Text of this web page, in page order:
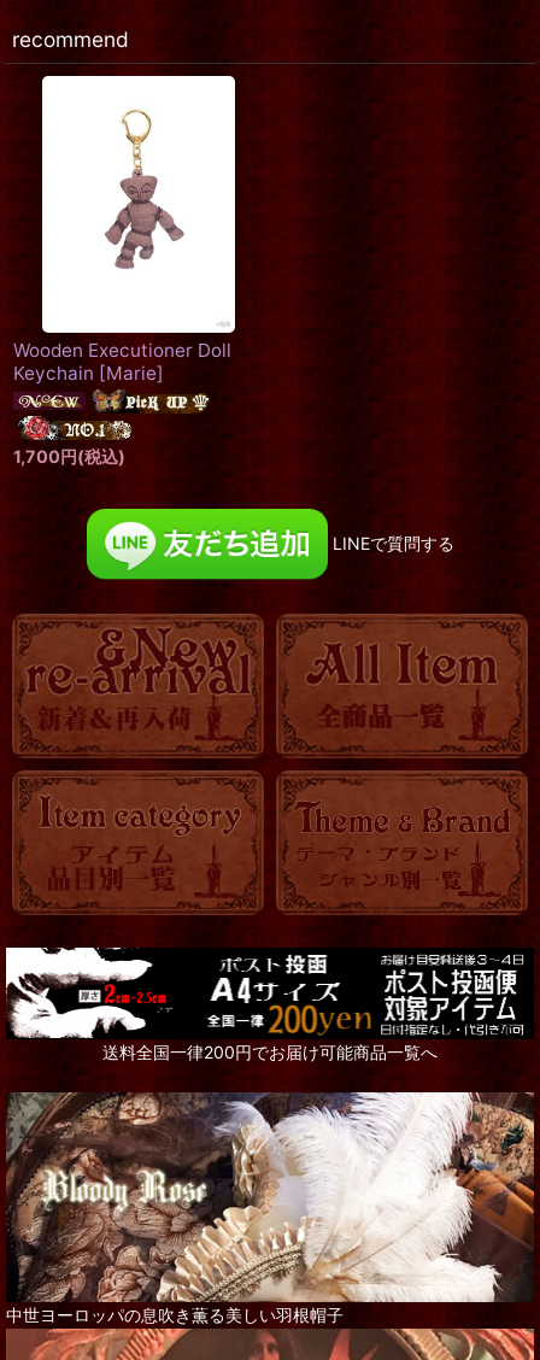
recommend
Wooden Executioner Doll
Keychain [Marie]
1,700円(税込)
LINEで質問する
送料全国一律200円でお届け可能商品一覧へ
中世ヨーロッパの息吹き薫る美しい羽根帽子